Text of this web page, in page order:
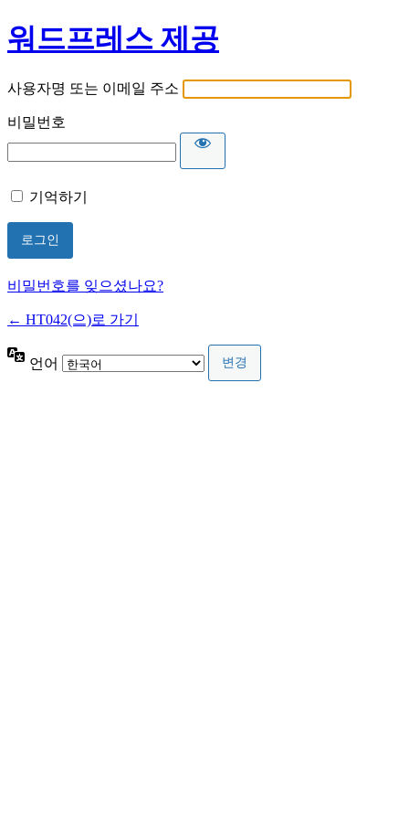
워드프레스 제공
사용자명 또는 이메일 주소
비밀번호
기억하기
비밀번호를 잊으셨나요?
← HT042(으)로 가기
언어